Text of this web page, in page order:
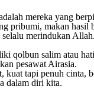
mereka yang
pribumi, makan hasil
merindukan Allah.
qolbun salim atau
pesawat Airasia.
kuat tapi penuh cinta,
dalam diri kita.